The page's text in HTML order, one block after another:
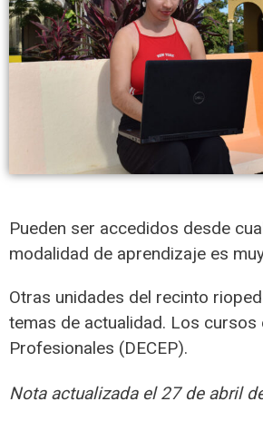
Pueden ser accedidos desde
modalidad de aprendizaje es
Otras unidades del recinto
temas de actualidad. Los
Profesionales (DECEP).
Nota actualizada el 27 de abril